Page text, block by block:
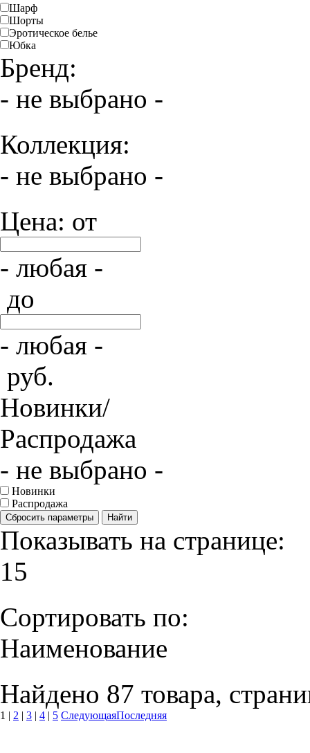
Шарф
Шорты
Эротическое белье
Юбка
Бренд:
- не выбрано -
Коллекция:
- не выбрано -
Цена: от
- любая -
до
- любая -
руб.
Новинки/
Распродажа
- не выбрано -
Новинки
Распродажа
Сбросить параметры Найти
Показывать на странице:
15
Сортировать по:
Наименование
Найдено 87 товара,
1 | 2 | 3 | 4 | 5 СледующаяПоследняя